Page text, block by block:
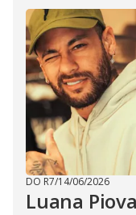
DO R7/14/06/2026
Luana